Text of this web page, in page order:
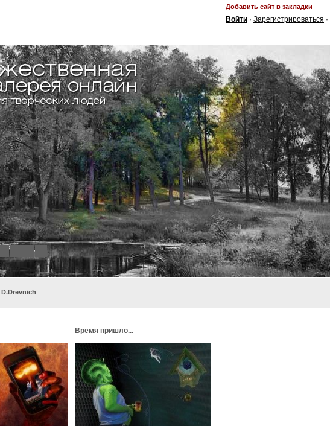
Добавить сайт в закладки
Войти · Зарегистрироваться ·
8
D.Drevnich
Время пришло...